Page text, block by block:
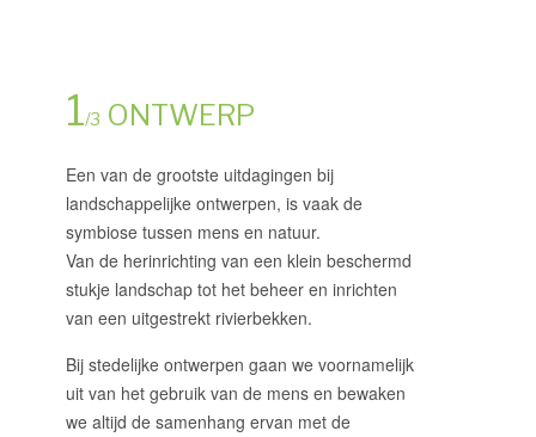
1/3 ONTWERP
Een van de grootste uitdagingen bij
landschappelijke ontwerpen, is vaak de
symbiose tussen mens en natuur.
Van de herinrichting van een klein beschermd
stukje landschap tot het beheer en inrichten
van een uitgestrekt rivierbekken.
Bij stedelijke ontwerpen gaan we voornamelijk
uit van het gebruik van de mens en bewaken
we altijd de samenhang ervan met de